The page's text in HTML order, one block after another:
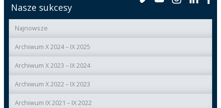
Nasze sukcesy
Najnowsze
Archiwum X 2024 – IX 2025
Archiwum X 2023 – IX 2024
Archiwum X 2022 – IX 2023
Archiwum IX 2021 – IX 2022